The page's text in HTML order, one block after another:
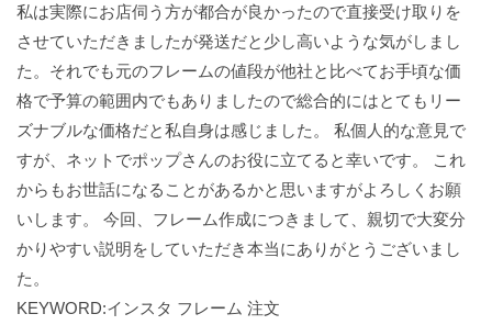
私は実際にお店伺う方が都合が良かったので直接受け取りを
させていただきましたが発送だと少し高いような気がしまし
た。それでも元のフレームの値段が他社と比べてお手頃な価
格で予算の範囲内でもありましたので総合的にはとてもリー
ズナブルな価格だと私自身は感じました。 私個人的な意見で
すが、ネットでポップさんのお役に立てると幸いです。 これ
からもお世話になることがあるかと思いますがよろしくお願
いします。 今回、フレーム作成につきまして、親切で大変分
かりやすい説明をしていただき本当にありがとうございまし
た。
KEYWORD:インスタ フレーム 注文